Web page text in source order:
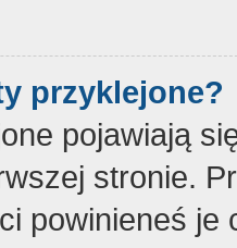
przyklejone?
pojawiają
stronie.
powinieneś je